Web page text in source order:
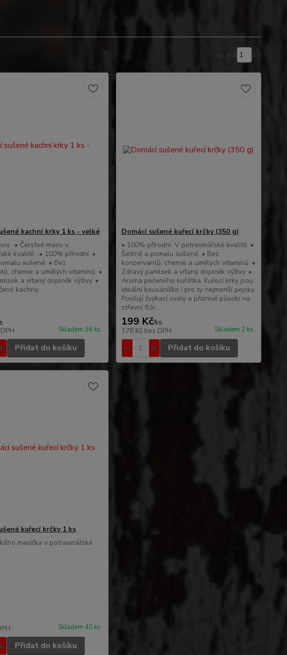
strana z 1
kachní krky 1 ks - velké
• Čerstvé maso v
kvalitě. • 100% přírodní. •
sušené. • Bez
chemie a umělých vitamínů. •
a vítaný doplněk výživy. •
kachny.
Skladem 36 ks
Přidat do košíku
Domácí sušené kuřecí krčky (350 g)
• 100% přírodní. V potravinářské kvalitě. •
Šetrně a pomalu sušené. • Bez
konzervantů, chemie a umělých vitamínů. •
Zdravý pamlsek a vítaný doplněk výživy. •
Aroma pečeného kuřátka. Kuřecí krky jsou
ideální kousáníčko i pro ty nejmenší pejsky.
Posilují žvýkací svaly a příznivě působí na
střevní flór...
199 Kč/ks
178 Kč bez DPH Skladem 2 ks
Přidat do košíku
kuřecí krčky 1 ks
masíčka v potravinářské
Skladem 40 ks
Přidat do košíku